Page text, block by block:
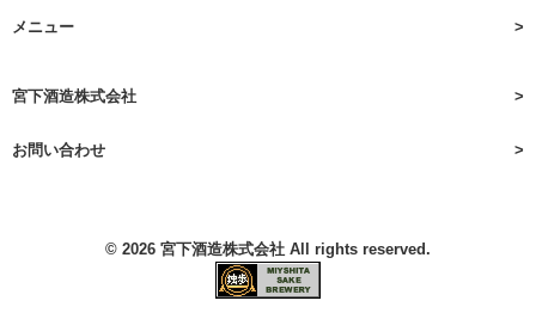
メニュー
宮下酒造株式会社
お問い合わせ
© 2026 宮下酒造株式会社 All rights reserved.